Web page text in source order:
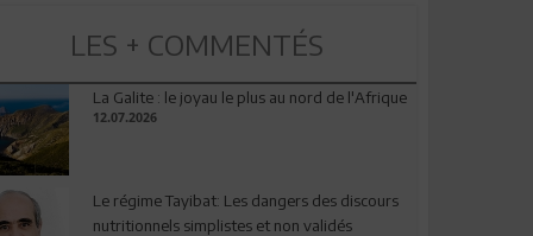
LES + COMMENTÉS
La Galite : le joyau le plus au nord de l'Afrique
12.07.2026
Le régime Tayibat: Les dangers des discours
nutritionnels simplistes et non validés